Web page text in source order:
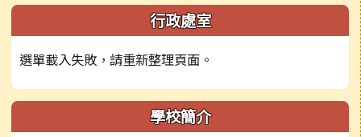
左邊區域內容 行政處室
選單載入失敗，請重新整理頁面。
學校簡介